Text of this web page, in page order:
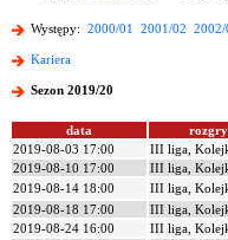
Występy: 2000/01 2001/02 2002/
Kariera
Sezon 2019/20
data
2019-08-03 17:00
III liga,
2019-08-10 17:00
III liga,
2019-08-14 18:00
III liga,
2019-08-18 17:00
III liga,
2019-08-24 16:00
III liga,